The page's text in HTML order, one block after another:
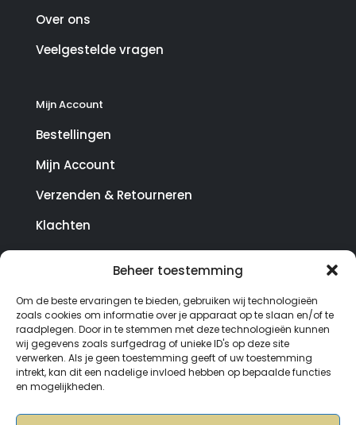
Beheer toestemming
Om de beste ervaringen te bieden, gebruiken wij technologieën
zoals cookies om informatie over je apparaat op te slaan en/of te
raadplegen. Door in te stemmen met deze technologieën kunnen
wij gegevens zoals surfgedrag of unieke ID's op deze site
verwerken. Als je geen toestemming geeft of uw toestemming
intrekt, kan dit een nadelige invloed hebben op bepaalde functies
en mogelijkheden.
Over ons
Veelgestelde vragen
Mijn Account
Bestellingen
Mijn Account
Verzenden & Retourneren
Klachten
© Copyright SterrenHosting 2021-2026 - In opdracht
van Lynaly.nl